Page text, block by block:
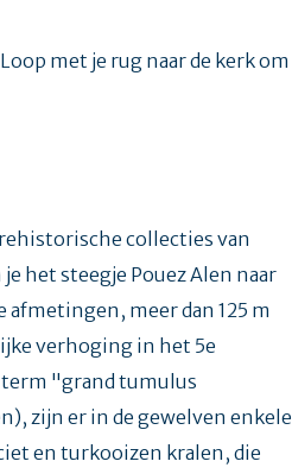
met je rug naar de kerk om
collecties van
het steegje Pouez Alen naar
meer dan 125 m
verhoging in het 5e
term "grand tumulus
zijn er in de gewelven enkele
en turkooizen kralen, die